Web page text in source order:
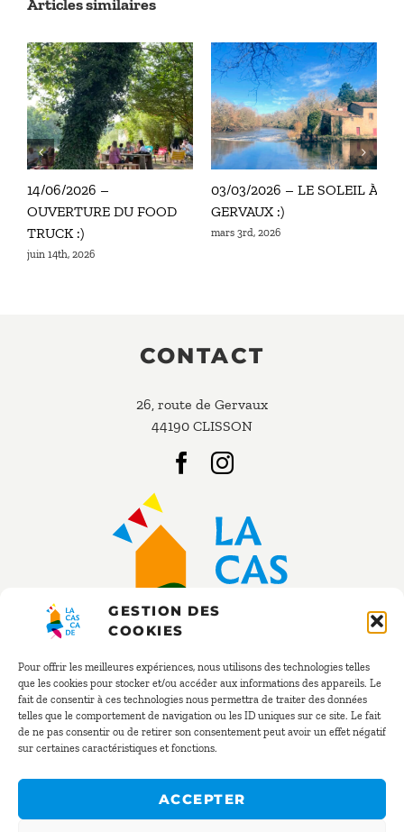
GESTION DES
COOKIES
Pour offrir les meilleures expériences, nous utilisons des technologies telles
que les cookies pour stocker et/ou accéder aux informations des appareils. Le
fait de consentir à ces technologies nous permettra de traiter des données
telles que le comportement de navigation ou les ID uniques sur ce site. Le fait
de ne pas consentir ou de retirer son consentement peut avoir un effet négatif
sur certaines caractéristiques et fonctions.
ACCEPTER
Articles similaires
14/06/2026 –
OUVERTURE DU FOOD
TRUCK :)
juin 14th, 2026
03/03/2026 – LE SOLEIL À
GERVAUX :)
mars 3rd, 2026
CONTACT
26, route de Gervaux
44190 CLISSON
RÉSERVATION
resa@la-cascade.net